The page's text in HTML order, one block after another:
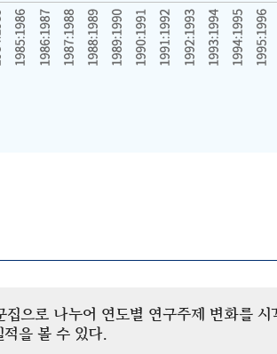
으로 나누어 연도별 연구주제 변화를
을 볼 수 있다.